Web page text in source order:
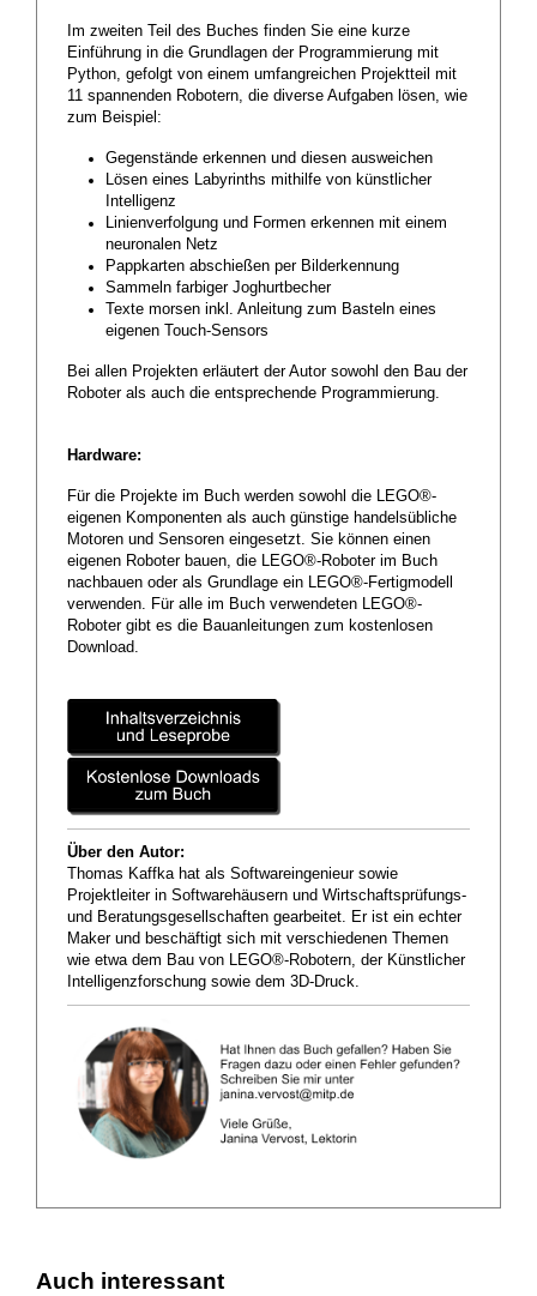
Im zweiten Teil des Buches finden Sie eine kurze
Einführung in die Grundlagen der Programmierung mit
Python, gefolgt von einem umfangreichen Projektteil mit
11 spannenden Robotern, die diverse Aufgaben lösen, wie
zum Beispiel:
Gegenstände erkennen und diesen ausweichen
Lösen eines Labyrinths mithilfe von künstlicher
Intelligenz
Linienverfolgung und Formen erkennen mit einem
neuronalen Netz
Pappkarten abschießen per Bilderkennung
Sammeln farbiger Joghurtbecher
Texte morsen inkl. Anleitung zum Basteln eines
eigenen Touch-Sensors
Bei allen Projekten erläutert der Autor sowohl den Bau der
Roboter als auch die entsprechende Programmierung.
Hardware:
Für die Projekte im Buch werden sowohl die LEGO®-
eigenen Komponenten als auch günstige handelsübliche
Motoren und Sensoren eingesetzt. Sie können einen
eigenen Roboter bauen, die LEGO®-Roboter im Buch
nachbauen oder als Grundlage ein LEGO®-Fertigmodell
verwenden. Für alle im Buch verwendeten LEGO®-
Roboter gibt es die Bauanleitungen zum kostenlosen
Download.
Über den Autor:
Thomas Kaffka hat als Softwareingenieur sowie
Projektleiter in Softwarehäusern und Wirtschaftsprüfungs-
und Beratungsgesellschaften gearbeitet. Er ist ein echter
Maker und beschäftigt sich mit verschiedenen Themen
wie etwa dem Bau von LEGO®-Robotern, der Künstlicher
Intelligenzforschung sowie dem 3D-Druck.
Auch interessant